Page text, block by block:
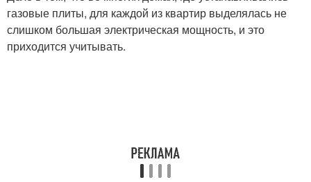
газовые плиты, для каждой из квартир выделялась не
слишком большая электрическая мощность, и это
приходится учитывать.